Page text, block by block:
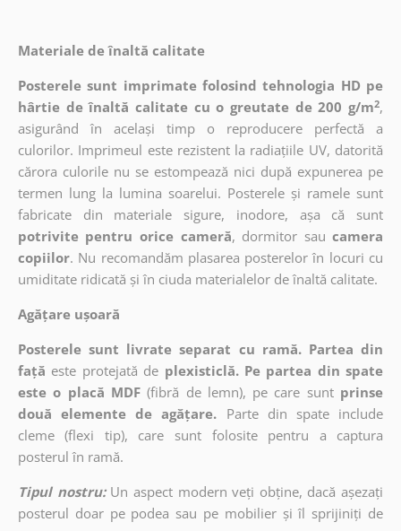
Materiale de înaltă calitate
Posterele sunt imprimate folosind tehnologia HD pe
hârtie de înaltă calitate cu o greutate de 200 g/m2,
asigurând în același timp o reproducere perfectă a
culorilor. Imprimeul este rezistent la radiațiile UV, datorită
cărora culorile nu se estompează nici după expunerea pe
termen lung la lumina soarelui. Posterele și ramele sunt
fabricate din materiale sigure, inodore, așa că sunt
potrivite pentru orice cameră, dormitor sau camera
copiilor. Nu recomandăm plasarea posterelor în locuri cu
umiditate ridicată și în ciuda materialelor de înaltă calitate.
Agățare ușoară
Posterele sunt livrate separat cu ramă. Partea din
față este protejată de plexisticlă. Pe partea din spate
este o placă MDF (fibră de lemn), pe care sunt prinse
două elemente de agățare. Parte din spate include
cleme (flexi tip), care sunt folosite pentru a captura
posterul în ramă.
Tipul nostru: Un aspect modern veți obține, dacă așezați
posterul doar pe podea sau pe mobilier și îl sprijiniți de